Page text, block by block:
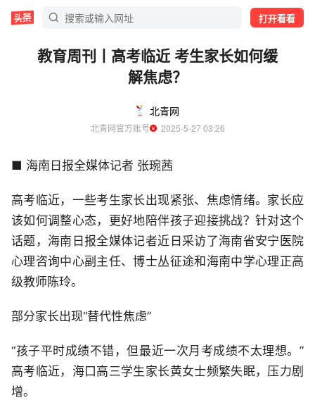
打开看看
教育周刊丨高考临近 考生家长如何缓
解焦虑？
北青网
北青网官方账号
  2025-5-27 03:26
■ 海南日报全媒体记者 张琬茜
高考临近，一些考生家长出现紧张、焦虑情绪。家长应
该如何调整心态，更好地陪伴孩子迎接挑战？针对这个
话题，海南日报全媒体记者近日采访了海南省安宁医院
心理咨询中心副主任、博士丛征途和海南中学心理正高
级教师陈玲。
部分家长出现“替代性焦虑”
“孩子平时成绩不错，但最近一次月考成绩不太理想。”
高考临近，海口高三学生家长黄女士频繁失眠，压力剧
增。